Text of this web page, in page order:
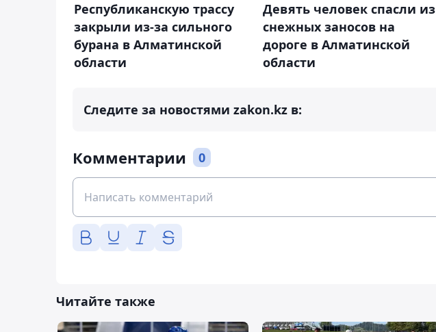
Республиканскую трассу
закрыли из-за сильного
бурана в Алматинской
области
Девять человек спасли из
снежных заносов на
дороге в Алматинской
области
Следите за новостями zakon.kz в:
Комментарии 0
Читайте также